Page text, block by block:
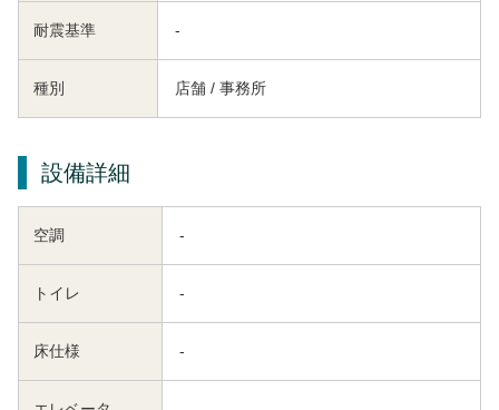
耐震基準 -
種別 店舗 / 事務所
設備詳細
空調 -
トイレ -
床仕様 -